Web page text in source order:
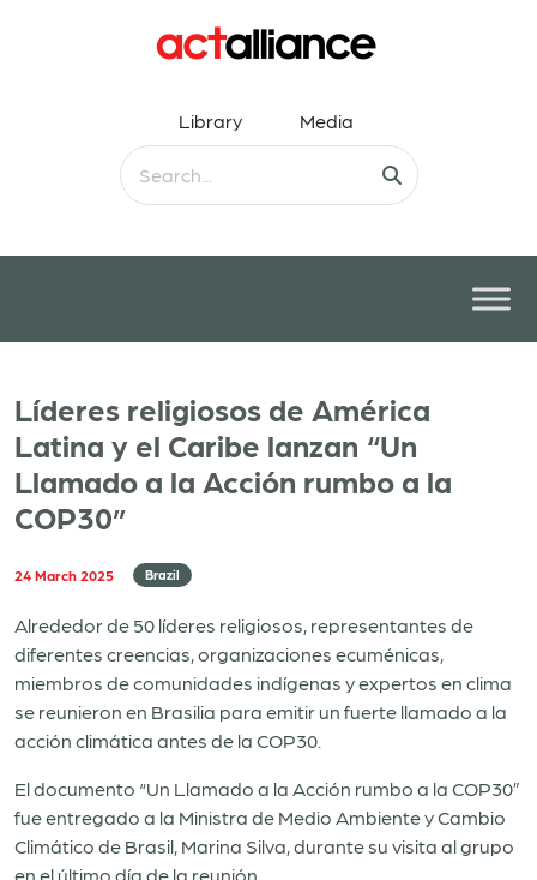
Library Media
Líderes religiosos de América
Latina y el Caribe lanzan “Un
Llamado a la Acción rumbo a la
COP30”
24 March 2025 Brazil
Alrededor de 50 líderes religiosos, representantes de
diferentes creencias, organizaciones ecuménicas,
miembros de comunidades indígenas y expertos en clima
se reunieron en Brasilia para emitir un fuerte llamado a la
acción climática antes de la COP30.
El documento “Un Llamado a la Acción rumbo a la COP30”
fue entregado a la Ministra de Medio Ambiente y Cambio
Climático de Brasil, Marina Silva, durante su visita al grupo
en el último día de la reunión.